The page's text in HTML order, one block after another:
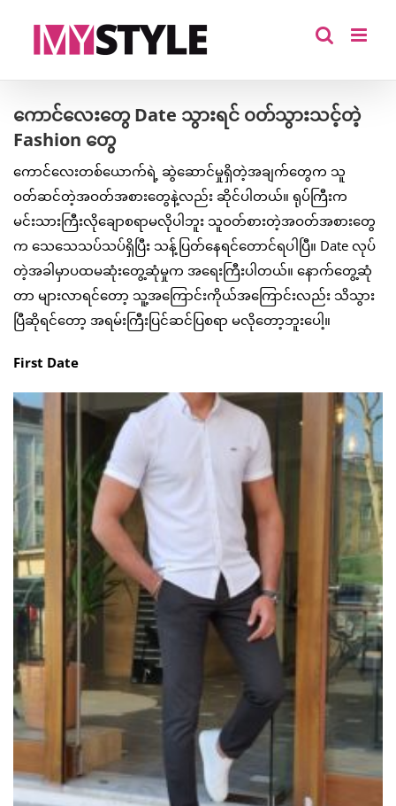
ကောင်လေးတွေ Date သွားရင် ၀တ်သွားသင့်တဲ့
Fashion တွေ
ကောင်လေးတစ်ယောက်ရဲ့ ဆွဲဆောင်မှုရှိတဲ့အချက်တွေက သူ
ဝတ်ဆင်တဲ့အဝတ်အစားတွေနဲ့လည်း ဆိုင်ပါတယ်။ ရုပ်ကြီးက
မင်းသားကြီးလိုချောစရာမလိုပါဘူး သူဝတ်စားတဲ့အဝတ်အစားတွေ
က သေသေသပ်သပ်ရှိပြီး သန့်ပြတ်နေရင်တောင်ရပါပြီ။ Date လုပ်
တဲ့အခါမှာပထမဆုံးတွေ့ဆုံမှုက အရေးကြီးပါတယ်။ နောက်တွေ့ဆုံ
တာ များလာရင်တော့ သူ့အကြောင်းကိုယ်အကြောင်းလည်း သိသွား
ပြီဆိုရင်တော့ အရမ်းကြီးပြင်ဆင်ပြစရာ မလိုတော့ဘူးပေါ့။
First Date